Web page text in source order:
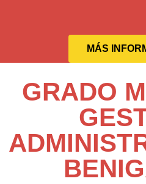
MÁS
GRADO